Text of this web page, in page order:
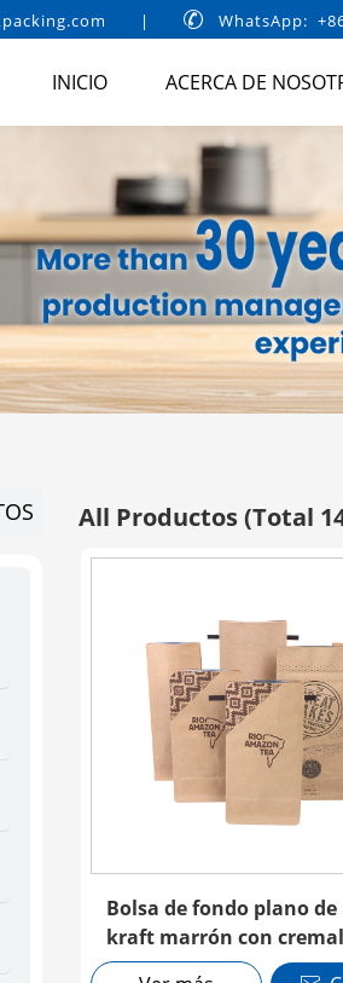
|  WhatsApp:
INICIO ACERCA DE
All Productos(Total
Bolsa de fondo plano de
kraft marrón con